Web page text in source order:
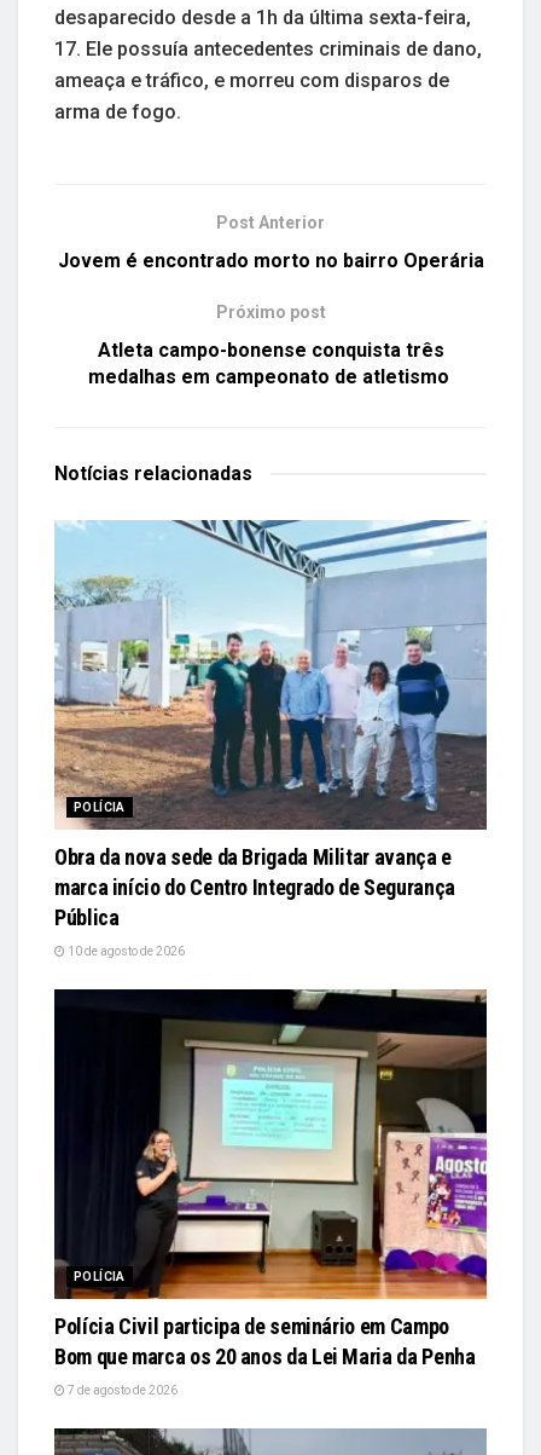
desaparecido desde a 1h da última sexta-feira,
17. Ele possuía antecedentes criminais de dano,
ameaça e tráfico, e morreu com disparos de
arma de fogo.
Post Anterior
Jovem é encontrado morto no bairro Operária
Próximo post
Atleta campo-bonense conquista três
medalhas em campeonato de atletismo
Notícias relacionadas
POLÍCIA
Obra da nova sede da Brigada Militar avança e
marca início do Centro Integrado de Segurança
Pública
10 de agosto de 2026
POLÍCIA
Polícia Civil participa de seminário em Campo
Bom que marca os 20 anos da Lei Maria da Penha
7 de agosto de 2026